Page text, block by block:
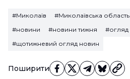
Поширити
#Миколаїв #Миколаївська область
#новини
#новини тижня
#огляд
#щотижневий огляд новин